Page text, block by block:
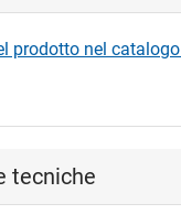
prodotto nel catalogo
tecniche